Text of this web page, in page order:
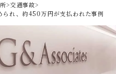
>交通事故>
られ、約450万円が支払われた事例